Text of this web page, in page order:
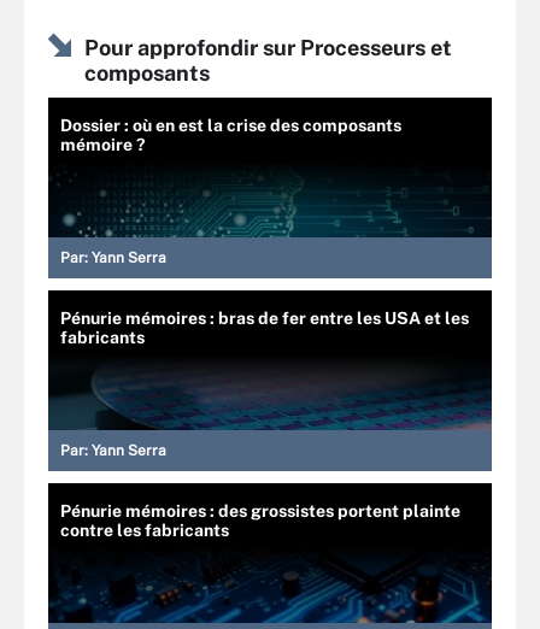
Pour approfondir sur Processeurs et
composants
Dossier : où en est la crise des composants
mémoire ?
Par: Yann Serra
Pénurie mémoires : bras de fer entre les USA et les
fabricants
Par: Yann Serra
Pénurie mémoires : des grossistes portent plainte
contre les fabricants